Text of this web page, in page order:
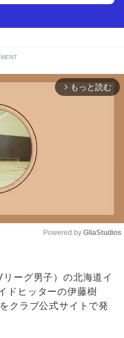
arrow_forward_ios もっと読む
Powered by GliaStudios
ーグ男子）の北海道イ
ドヒッターの伊藤樹
クラブ公式サイトで発